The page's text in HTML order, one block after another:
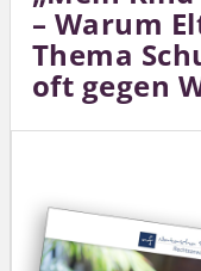
– Warum
Thema
oft gegen